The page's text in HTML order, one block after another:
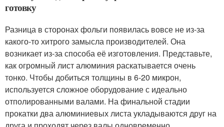
готовку
Разница в сторонах фольги появилась вовсе не из-за
какого-то хитрого замысла производителей. Она
возникает из-за способа её изготовления. Представьте,
как огромный лист алюминия раскатывается очень
тонко. Чтобы добиться толщины в 6-20 микрон,
используется сложное оборудование с идеально
отполированными валами. На финальной стадии
прокатки два алюминиевых листа укладываются друг на